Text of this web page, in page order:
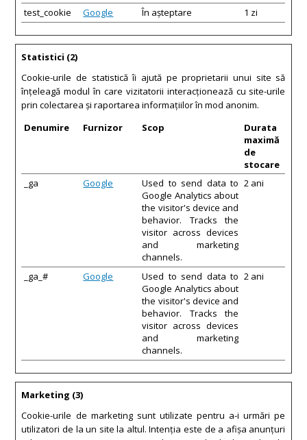
test_cookie Google În așteptare 1 zi
Statistici (2)
Cookie-urile de statistică îi ajută pe proprietarii unui site să
înţeleagă modul în care vizitatorii interacţionează cu site-urile
prin colectarea şi raportarea informaţiilor în mod anonim.
Denumire
Furnizor Scop
Durata
maximă
de
stocare
_ga
Google
Used to send data to
Google Analytics about
the visitor's device and
behavior. Tracks the
visitor across devices
and marketing
channels.
2 ani
_ga_# Google
Used to send data to
Google Analytics about
the visitor's device and
behavior. Tracks the
visitor across devices
and marketing
channels.
2 ani
Marketing (3)
Cookie-urile de marketing sunt utilizate pentru a-i urmări pe
utilizatori de la un site la altul. Intenţia este de a afişa anunţuri